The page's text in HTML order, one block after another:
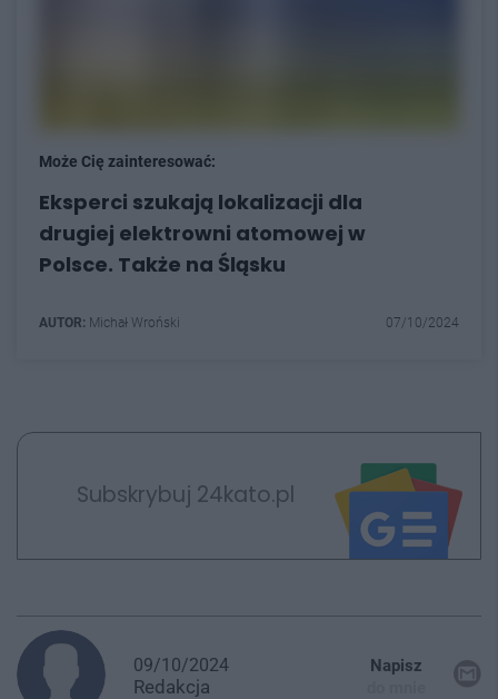
Może Cię zainteresować:
Eksperci szukają lokalizacji dla
drugiej elektrowni atomowej w
Polsce. Także na Śląsku
AUTOR: Michał Wroński 07/10/2024
Subskrybuj 24kato.pl
09/10/2024
Redakcja
Napisz